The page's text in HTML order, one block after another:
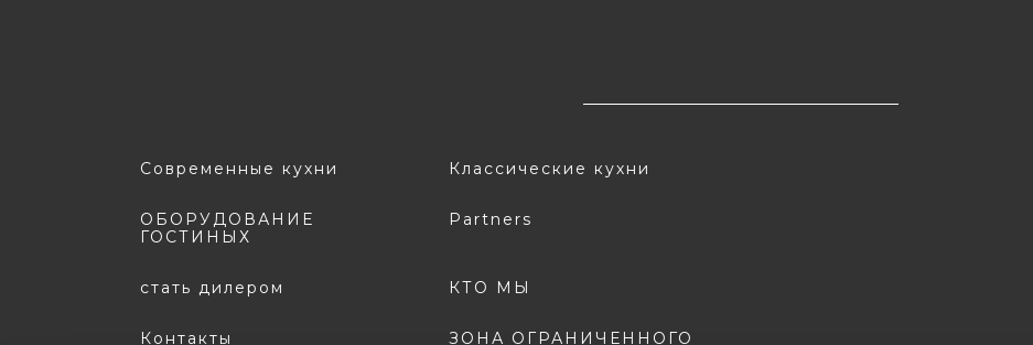
Современные кухни Классические кухни
ОБОРУДОВАНИЕ
ГОСТИНЫХ
Partners
стать дилером КТО МЫ
Контакты ЗОНА ОГРАНИЧЕННОГО